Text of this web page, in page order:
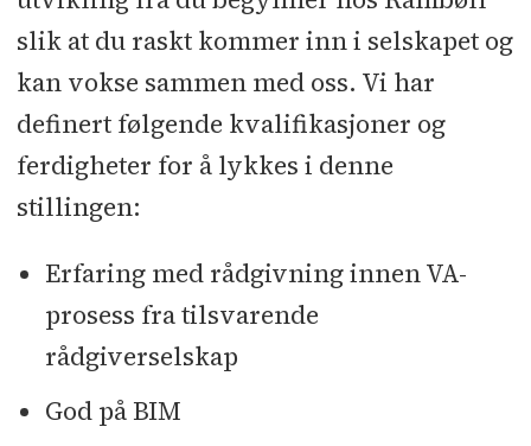
slik at du raskt kommer inn i selskapet og
kan vokse sammen med oss. Vi har
definert følgende kvalifikasjoner og
ferdigheter for å lykkes i denne
stillingen:
Erfaring med rådgivning innen VA-
prosess fra tilsvarende
rådgiverselskap
God på BIM